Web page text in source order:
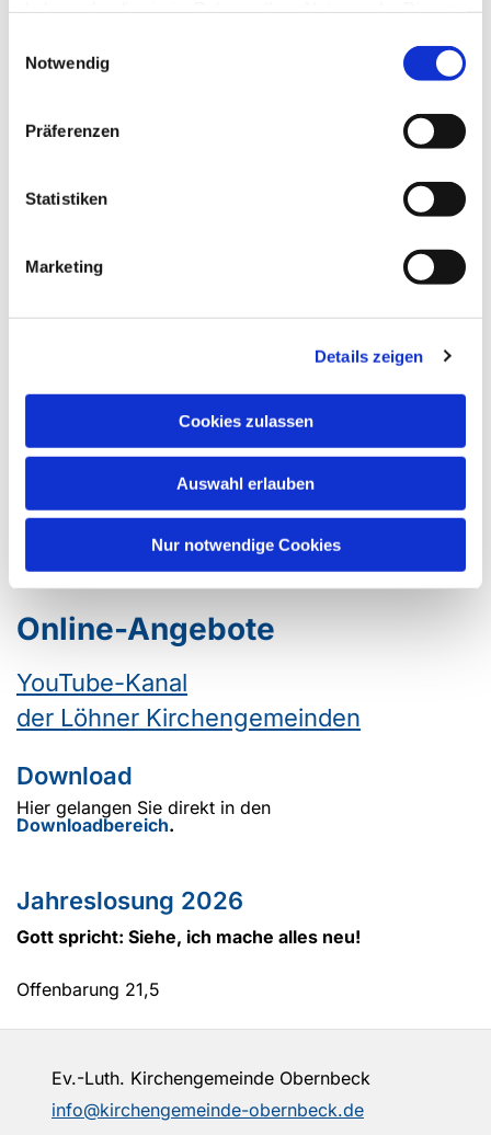
Notwendig
Präferenzen
Statistiken
Marketing
Details zeigen
Cookies zulassen
Auswahl erlauben
Nur notwendige Cookies
Online-Angebote
YouTube-Kanal
der Löhner Kirchengemeinden
Download
Hier gelangen Sie direkt in den
Downloadbereich.
Jahreslosung 2026
Gott spricht: Siehe, ich mache alles neu!
Offenbarung 21,5
Ev.-Luth. Kirchengemeinde Obernbeck
info@kirchengemeinde-obernbeck.de